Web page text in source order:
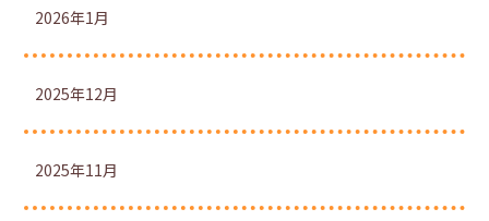
2026年1月
2025年12月
2025年11月